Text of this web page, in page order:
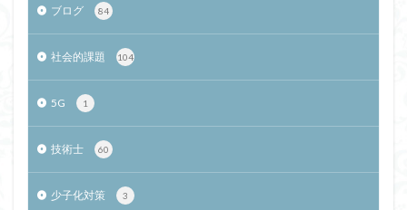
ブログ 84
社会的課題 104
5G 1
技術士 60
少子化対策 3